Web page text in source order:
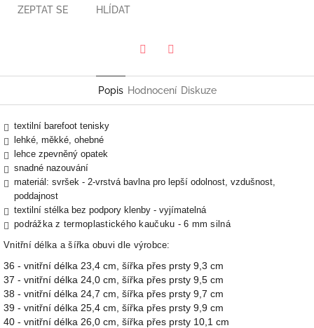
ZEPTAT SE HLÍDAT
Popis Hodnocení Diskuze
textilní barefoot tenisky
lehké, měkké, ohebné
lehce zpevněný opatek
snadné nazouvání
materiál: svršek - 2-vrstvá bavlna pro lepší odolnost, vzdušnost,
poddajnost
textilní stélka bez podpory klenby - vyjímatelná
podrážka z termoplastického kaučuku - 6 mm silná
Vnitřní délka a šířka obuvi dle výrobce:
36 - vnitřní délka 23,4 cm, šířka přes prsty 9,3 cm
37 - vnitřní délka 24,0 cm, šířka přes prsty 9,5 cm
38 - vnitřní délka 24,7 cm, šířka přes prsty 9,7 cm
39 - vnitřní délka 25,4 cm, šířka přes prsty 9,9 cm
40 - vnitřní délka 26,0 cm, šířka přes prsty 10,1 cm